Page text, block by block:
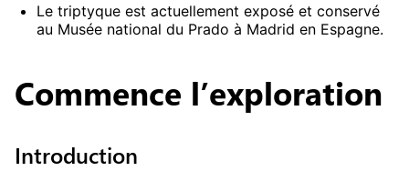
Le triptyque est actuellement exposé et conservé
au Musée national du Prado à Madrid en Espagne.
Commence l’exploration
Introduction